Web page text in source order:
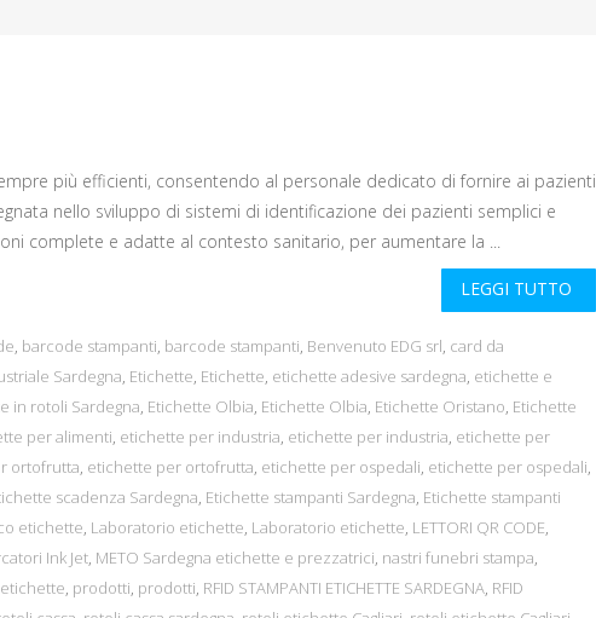
più efficienti, consentendo al personale dedicato di fornire ai pazienti
nello sviluppo di sistemi di identificazione dei pazienti semplici e
complete e adatte al contesto sanitario, per aumentare la ...
LEGGI TUTTO
, barcode stampanti, barcode stampanti, Benvenuto EDG srl, card da
Sardegna, Etichette, Etichette, etichette adesive sardegna, etichette e
in rotoli Sardegna, Etichette Olbia, Etichette Olbia, Etichette Oristano, Etichette
per alimenti, etichette per industria, etichette per industria, etichette per
ortofrutta, etichette per ortofrutta, etichette per ospedali, etichette per ospedali,
scadenza Sardegna, Etichette stampanti Sardegna, Etichette stampanti
etichette, Laboratorio etichette, Laboratorio etichette, LETTORI QR CODE,
Ink Jet, METO Sardegna etichette e prezzatrici, nastri funebri stampa,
, prodotti, prodotti, RFID STAMPANTI ETICHETTE SARDEGNA, RFID